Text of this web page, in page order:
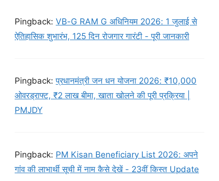
Pingback: VB-G RAM G अधिनियम 2026: 1 जुलाई से
ऐतिहासिक शुभारंभ, 125 दिन रोजगार गारंटी - पूरी जानकारी
Pingback:प्रधानमंत्री जन धन योजना 2026: ₹10,000
ओवरड्राफ्ट, ₹2 लाख बीमा, खाता खोलने की पूरी प्रक्रिया |
PMJDY
Pingback: PM Kisan Beneficiary List 2026: अपने
गांव की लाभार्थी सूची में नाम कैसे देखें - 23वीं किस्त Update